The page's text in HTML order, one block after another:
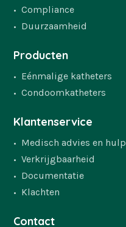
Compliance
Duurzaamheid
Producten
Eénmalige katheters
Condoomkatheters
Klantenservice
Medisch advies en hulp
Verkrijgbaarheid
Documentatie
Klachten
Contact